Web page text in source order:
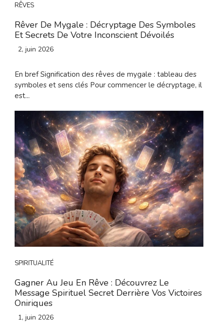
RÊVES
Rêver De Mygale : Décryptage Des Symboles
Et Secrets De Votre Inconscient Dévoilés
2, juin 2026
En bref Signification des rêves de mygale : tableau des
symboles et sens clés Pour commencer le décryptage, il
est...
SPIRITUALITÉ
Gagner Au Jeu En Rêve : Découvrez Le
Message Spirituel Secret Derrière Vos Victoires
Oniriques
1, juin 2026